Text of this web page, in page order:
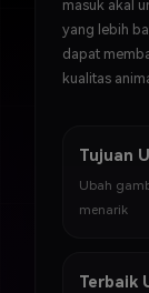
masuk akal
yang lebih
dapat
kualitas
Tujuan
Ubah
menarik
Terbaik